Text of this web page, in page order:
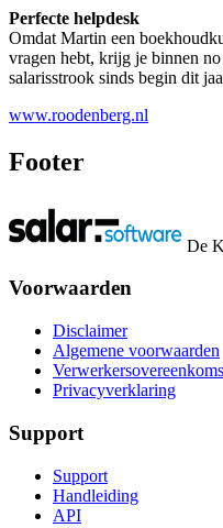
Perfecte helpdesk
Omdat Martin een
vragen hebt, krijg je binnen
salarisstrook sinds begin dit
www.roodenberg.nl
Footer
De
Voorwaarden
Disclaimer
Algemene voorwaarden
Privacyverklaring
Support
Support
Handleiding
API